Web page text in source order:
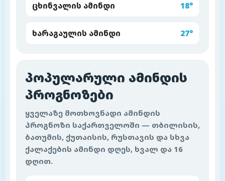
ცხინვალის ამინდი 18°
ხარაგაულის ამინდი 27°
პოპულარული ამინდის
პროგნოზები
ყველაზე მოთხოვნადი ამინდის
პროგნოზი საქართველოში — თბილისის,
ბათუმის, ქუთაისის, რუსთავის და სხვა
ქალაქების ამინდი დღეს, ხვალ და 16
დღით.